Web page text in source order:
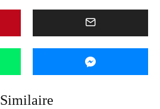
Similaire